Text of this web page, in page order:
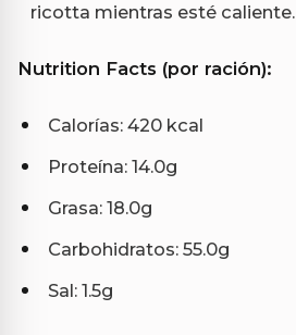
ricotta mientras esté caliente.
Nutrition Facts (por ración):
Calorías: 420 kcal
Proteína: 14.0g
Grasa: 18.0g
Carbohidratos: 55.0g
Sal: 1.5g